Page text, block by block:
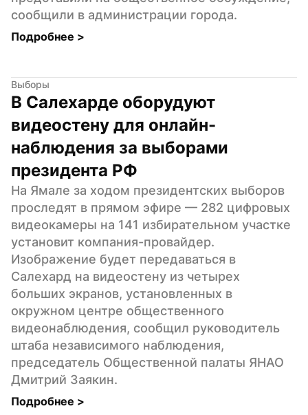
сообщили в администрации города.
Подробнее >
Выборы
В Салехарде оборудуют
видеостену для онлайн-
наблюдения за выборами
президента РФ
На Ямале за ходом президентских выборов
проследят в прямом эфире — 282 цифровых
видеокамеры на 141 избирательном участке
установит компания-провайдер.
Изображение будет передаваться в
Салехард на видеостену из четырех
больших экранов, установленных в
окружном центре общественного
видеонаблюдения, сообщил руководитель
штаба независимого наблюдения,
председатель Общественной палаты ЯНАО
Дмитрий Заякин.
Подробнее >